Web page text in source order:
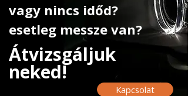
vagy nincs időd?
esetleg messze van?
Átvizsgáljuk
neked!
Kapcsolat